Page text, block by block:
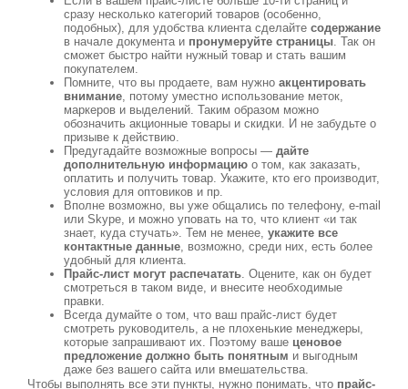
сразу несколько категорий товаров (особенно,
подобных), для удобства клиента сделайте содержание
в начале документа и пронумеруйте страницы. Так он
сможет быстро найти нужный товар и стать вашим
покупателем.
Помните, что вы продаете, вам нужно акцентировать
внимание, потому уместно использование меток,
маркеров и выделений. Таким образом можно
обозначить акционные товары и скидки. И не забудьте о
призыве к действию.
Предугадайте возможные вопросы — дайте
дополнительную информацию о том, как заказать,
оплатить и получить товар. Укажите, кто его производит,
условия для оптовиков и пр.
Вполне возможно, вы уже общались по телефону, e-mail
или Skype, и можно уповать на то, что клиент «и так
знает, куда стучать». Тем не менее, укажите все
контактные данные, возможно, среди них, есть более
удобный для клиента.
Прайс-лист могут распечатать. Оцените, как он будет
смотреться в таком виде, и внесите необходимые
правки.
Всегда думайте о том, что ваш прайс-лист будет
смотреть руководитель, а не плохенькие менеджеры,
которые запрашивают их. Поэтому ваше ценовое
предложение должно быть понятным и выгодным
даже без вашего сайта или вмешательства.
Чтобы выполнять все эти пункты, нужно понимать, что прайс-